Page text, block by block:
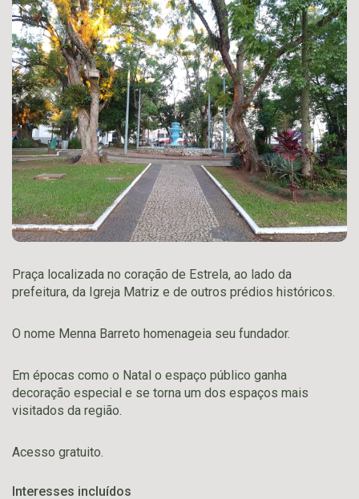
Praça localizada no coração de Estrela, ao lado da
prefeitura, da Igreja Matriz e de outros prédios históricos.
O nome Menna Barreto homenageia seu fundador.
Em épocas como o Natal o espaço público ganha
decoração especial e se torna um dos espaços mais
visitados da região.
Acesso gratuito.
Interesses incluídos